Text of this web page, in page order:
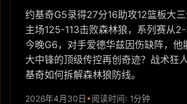
约基奇G5录得27分16助攻12篮板大
主场125-113击败森林狼，系列赛从2-
今晚G6，对手爱德华兹因伤缺阵，他
大中锋的顶级传控再创奇迹？战术狂
基奇如何拆解森林狼防线。
2026年4月30日 阅读时间: 1分钟